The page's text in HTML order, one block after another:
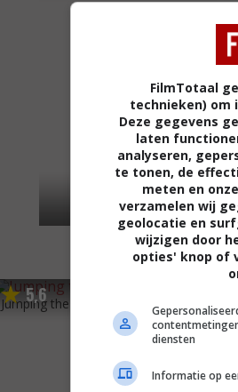
5,6
Jumping the Broom
FilmTotaal
technieken) om
Deze gegevens
laten
analyseren,
te tonen, de
meten en
verzamelen wij
geolocatie en
wijzigen door
opties' knop of
diensten
Informatie op